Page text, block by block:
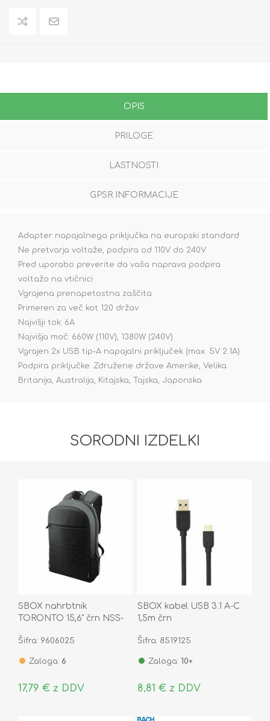
OPIS
PRILOGE
LASTNOSTI
GPSR INFORMACIJE
Adapter napajalnega priključka na europski standard
Ne pretvarja voltaže, podpira od 110V do 240V
Pred uporabo preverite da vaša naprava podpira
voltažo na vtičnici
Vgrajena prenapetostna zaščita
Primeren za več kot 120 držav
Najvišji tok: 6A
Najvišja moč: 660W (110V), 1380W (240V)
Vgrajen 2x USB tip-A napajalni priključek (max. 5V 2.1A)
Podpira priključke: Združene države Amerike, Velika
Britanija, Australija, Kitajska, Tajska, Japonska
SORODNI IZDELKI
SBOX nahrbtnik
TORONTO 15,6" črn NSS-
Šifra: 9606025
Zaloga: 6
17,79 € z DDV
SBOX kabel USB 3.1 A-C
1,5m črn
Šifra: 8519125
Zaloga: 10+
8,81 € z DDV